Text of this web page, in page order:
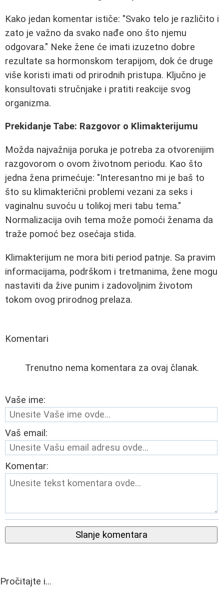
Kako jedan komentar ističe: "Svako telo je različito i
zato je važno da svako nađe ono što njemu
odgovara." Neke žene će imati izuzetno dobre
rezultate sa hormonskom terapijom, dok će druge
više koristi imati od prirodnih pristupa. Ključno je
konsultovati stručnjake i pratiti reakcije svog
organizma.
Prekidanje Tabe: Razgovor o Klimakterijumu
Možda najvažnija poruka je potreba za otvorenijim
razgovorom o ovom životnom periodu. Kao što
jedna žena primećuje: "Interesantno mi je baš to
što su klimakterični problemi vezani za seks i
vaginalnu suvoću u tolikoj meri tabu tema."
Normalizacija ovih tema može pomoći ženama da
traže pomoć bez osećaja stida.
Klimakterijum ne mora biti period patnje. Sa pravim
informacijama, podrškom i tretmanima, žene mogu
nastaviti da žive punim i zadovoljnim životom
tokom ovog prirodnog prelaza.
Komentari
Trenutno nema komentara za ovaj članak.
Vaše ime:
Vaš email:
Komentar:
Slanje komentara
Pročitajte i...